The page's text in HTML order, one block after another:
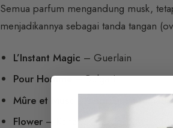
Semua parfum mengandung musk,
menjadikannya sebagai tanda tangan
L’Instant Magic – Guerlain
Pour Homme– Bulgari
Mûre et Musc
– L’Artisan Parfumeur
Flower – Kenzo (Overdose